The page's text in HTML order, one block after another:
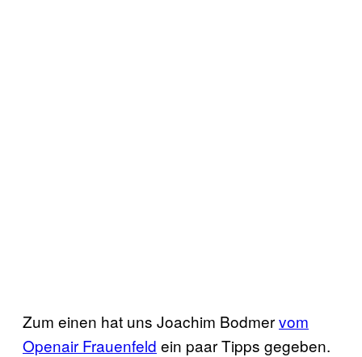
Zum einen hat uns Joachim Bodmervom
Openair Frauenfeld ein paar Tipps gegeben.